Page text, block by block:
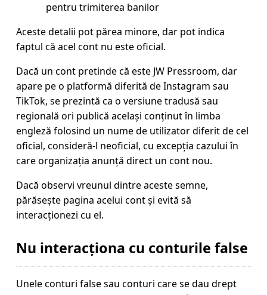
pentru trimiterea banilor
Aceste detalii pot părea minore, dar pot indica
faptul că acel cont nu este oficial.
Dacă un cont pretinde că este JW Pressroom, dar
apare pe o platformă diferită de Instagram sau
TikTok, se prezintă ca o versiune tradusă sau
regională ori publică același conținut în limba
engleză folosind un nume de utilizator diferit de cel
oficial, consideră-l neoficial, cu excepția cazului în
care organizația anunță direct un cont nou.
Dacă observi vreunul dintre aceste semne,
părăsește pagina acelui cont și evită să
interacționezi cu el.
Nu interacționa cu conturile false
Unele conturi false sau conturi care se dau drept